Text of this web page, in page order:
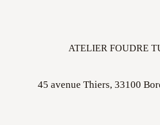
ATELIER FOUDRE
45 avenue Thiers, 33100